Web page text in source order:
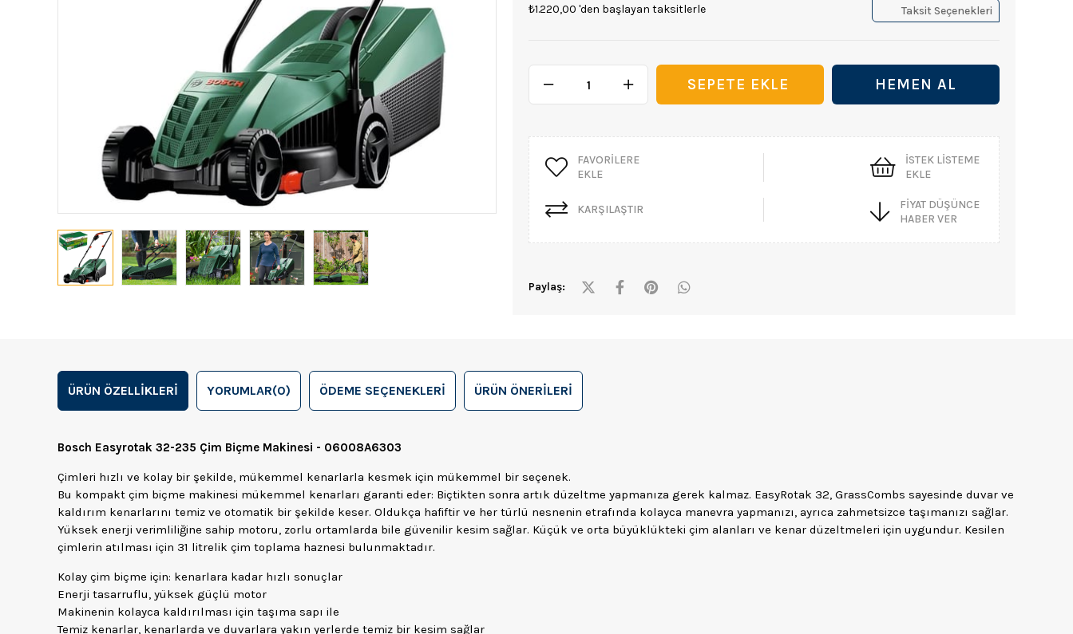
₺1.220,00 'den başlayan taksitlerle Taksit Seçenekleri
FAVORILERE
EKLE
İSTEK LISTEME
EKLE
KARŞILAŞTIR
FIYAT DÜŞÜNCE
HABER VER
Paylaş:
ÜRÜN ÖZELLIKLERI YORUMLAR(0) ÖDEME SEÇENEKLERI ÜRÜN ÖNERILERI
Bosch Easyrotak 32-235 Çim Biçme Makinesi - 06008A6303
Çimleri hızlı ve kolay bir şekilde, mükemmel kenarlarla kesmek için mükemmel bir seçenek.
Bu kompakt çim biçme makinesi mükemmel kenarları garanti eder: Biçtikten sonra artık düzeltme yapmanıza gerek kalmaz. EasyRotak 32, GrassCombs sayesinde duvar ve
kaldırım kenarlarını temiz ve otomatik bir şekilde keser. Oldukça hafiftir ve her türlü nesnenin etrafında kolayca manevra yapmanızı, ayrıca zahmetsizce taşımanızı sağlar.
Yüksek enerji verimliliğine sahip motoru, zorlu ortamlarda bile güvenilir kesim sağlar. Küçük ve orta büyüklükteki çim alanları ve kenar düzeltmeleri için uygundur. Kesilen
çimlerin atılması için 31 litrelik çim toplama haznesi bulunmaktadır.
Kolay çim biçme için: kenarlara kadar hızlı sonuçlar
Enerji tasarruflu, yüksek güçlü motor
Makinenin kolayca kaldırılması için taşıma sapı ile
Temiz kenarlar, kenarlarda ve duvarlara yakın yerlerde temiz bir kesim sağlar